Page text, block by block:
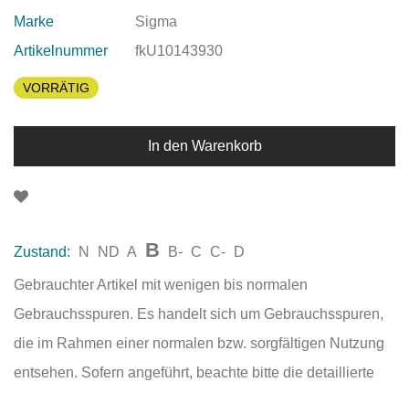
Marke
Sigma
Artikelnummer
fkU10143930
VORRÄTIG
In den Warenkorb
Zustand: N ND A B B- C C- D
Gebrauchter Artikel mit wenigen bis normalen
Gebrauchsspuren. Es handelt sich um Gebrauchsspuren,
die im Rahmen einer normalen bzw. sorgfältigen Nutzung
entsehen. Sofern angeführt, beachte bitte die detaillierte